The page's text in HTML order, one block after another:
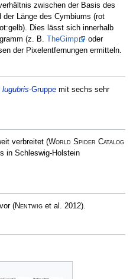
zwischen der Basis des
der Länge des Cymbiums (rot
Dies lässt sich innerhalb
(z. B.TheGimp
oder
der Pixelentfernungen ermitteln.
lugubris-Gruppemit sechs sehr
verbreitet (World Spider Catalog
in Schleswig-Holstein
(Nentwiget al. 2012).